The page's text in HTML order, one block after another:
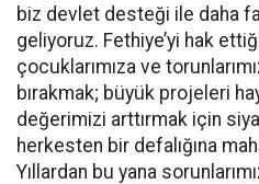
biz devlet desteği ile daha
geliyoruz. Fethiye’yi hak
çocuklarımıza ve
bırakmak; büyük projeleri
değerimizi arttırmak için
herkesten bir defalığına
Yıllardan bu yana